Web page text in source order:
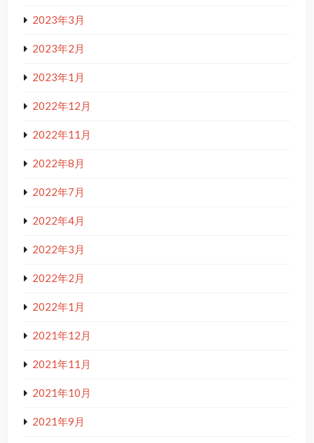
2023年3月
2023年2月
2023年1月
2022年12月
2022年11月
2022年8月
2022年7月
2022年4月
2022年3月
2022年2月
2022年1月
2021年12月
2021年11月
2021年10月
2021年9月